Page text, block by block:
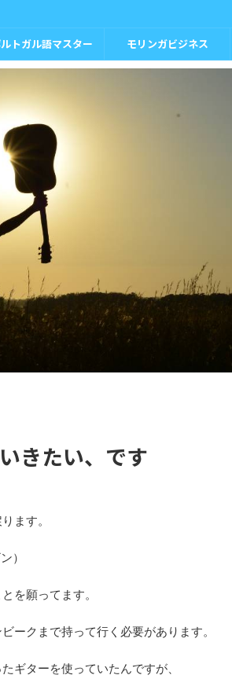
トガル語マスター モリンガビジネス
きたい、です
ます。
）
を願ってます。
ークまで持って行く必要があります。
ギターを使っていたんですが、